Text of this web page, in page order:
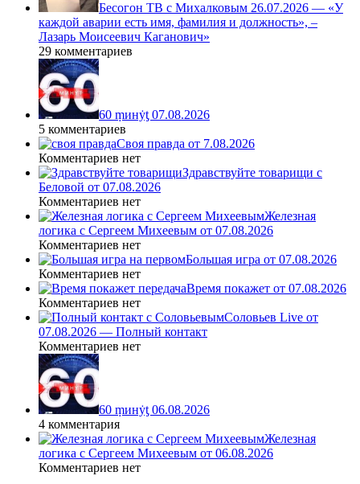
Бесогон ТВ с Михалковым 26.07.2026 — «У
каждой аварии есть имя, фамилия и должность», –
Лазарь Моисеевич Каганович»
29 комментариев
60 ṃинẏƫ 07.08.2026
5 комментариев
Своя правда от 7.08.2026
Комментариев нет
Здравствуйте товарищи с
Беловой от 07.08.2026
Комментариев нет
Железная
логика с Сергеем Михеевым от 07.08.2026
Комментариев нет
Большая игра от 07.08.2026
Комментариев нет
Время покажет от 07.08.2026
Комментариев нет
Соловьев Live от
07.08.2026 — Полный контакт
Комментариев нет
60 ṃинẏƫ 06.08.2026
4 комментария
Железная
логика с Сергеем Михеевым от 06.08.2026
Комментариев нет